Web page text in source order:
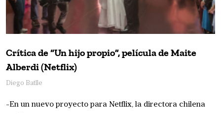
Crítica de “Un hijo propio”, película de Maite
Alberdi (Netflix)
Diego Batlle
-En un nuevo proyecto para Netflix, la directora chilena